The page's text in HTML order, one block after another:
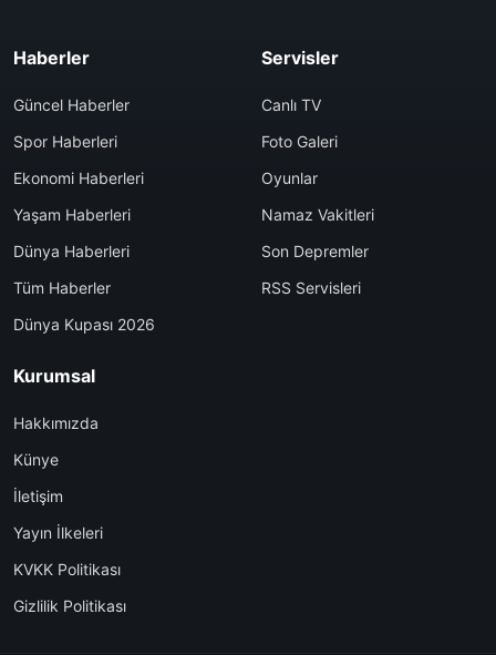
Haberler
Güncel Haberler
Spor Haberleri
Ekonomi Haberleri
Yaşam Haberleri
Dünya Haberleri
Tüm Haberler
Dünya Kupası 2026
Servisler
Canlı TV
Foto Galeri
Oyunlar
Namaz Vakitleri
Son Depremler
RSS Servisleri
Kurumsal
Hakkımızda
Künye
İletişim
Yayın İlkeleri
KVKK Politikası
Gizlilik Politikası